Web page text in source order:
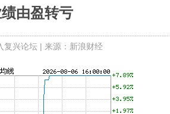
由盈转亏
复兴论坛| 来源：新浪财经